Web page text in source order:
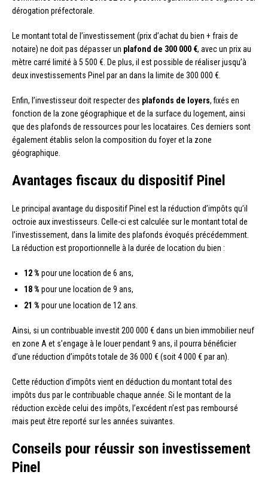
dérogation préfectorale.
Le montant total de l’investissement (prix d’achat du bien + frais de
notaire) ne doit pas dépasser un plafond de 300 000 €, avec un prix au
mètre carré limité à 5 500 €. De plus, il est possible de réaliser jusqu’à
deux investissements Pinel par an dans la limite de 300 000 €.
Enfin, l’investisseur doit respecter des plafonds de loyers, fixés en
fonction de la zone géographique et de la surface du logement, ainsi
que des plafonds de ressources pour les locataires. Ces derniers sont
également établis selon la composition du foyer et la zone
géographique.
Avantages fiscaux du dispositif Pinel
Le principal avantage du dispositif Pinel est la réduction d’impôts qu’il
octroie aux investisseurs. Celle-ci est calculée sur le montant total de
l’investissement, dans la limite des plafonds évoqués précédemment.
La réduction est proportionnelle à la durée de location du bien :
12 % pour une location de 6 ans,
18 % pour une location de 9 ans,
21 % pour une location de 12 ans.
Ainsi, si un contribuable investit 200 000 € dans un bien immobilier neuf
en zone A et s’engage à le louer pendant 9 ans, il pourra bénéficier
d’une réduction d’impôts totale de 36 000 € (soit 4 000 € par an).
Cette réduction d’impôts vient en déduction du montant total des
impôts dus par le contribuable chaque année. Si le montant de la
réduction excède celui des impôts, l’excédent n’est pas remboursé
mais peut être reporté sur les années suivantes.
Conseils pour réussir son investissement
Pinel